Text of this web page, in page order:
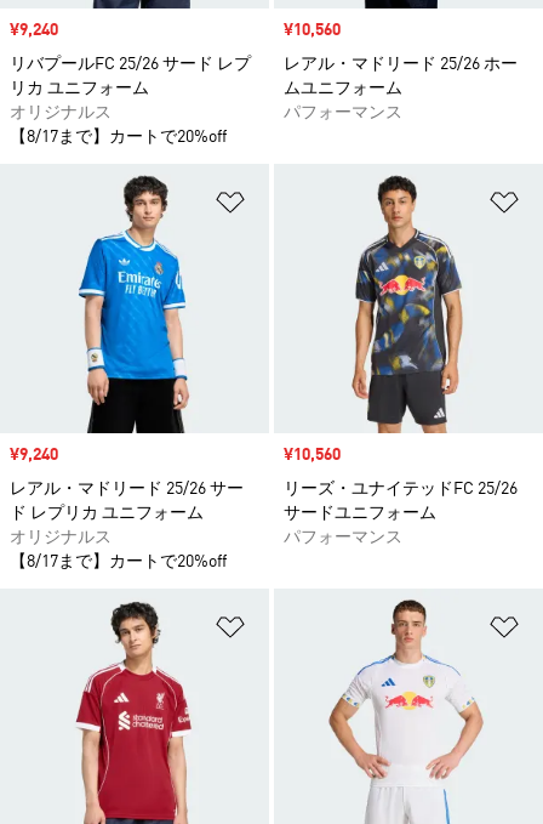
セール価格
¥9,240
リバプールFC 25/26 サード レプ
リカ ユニフォーム
オリジナルス
【8/17まで】カートで20%off
セール価格
¥10,560
レアル・マドリード 25/26 ホー
ムユニフォーム
パフォーマンス
ほしいものリストに追加
セール価格
¥9,240
レアル・マドリード 25/26 サー
ド レプリカ ユニフォーム
オリジナルス
【8/17まで】カートで20%off
セール価格
¥10,560
リーズ・ユナイテッドFC 25/26
サードユニフォーム
パフォーマンス
ほしいものリストに追加